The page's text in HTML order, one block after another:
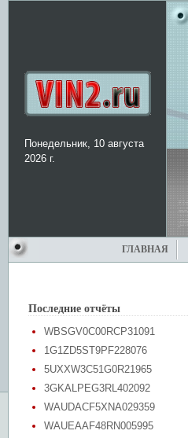
Понедельник, 10 августа
2026 г.
ГЛАВНАЯ
Последние отчёты
WBSGV0C00RCP31091
1G1ZD5ST9PF228076
5UXXW3C51G0R21965
3GKALPEG3RL402092
WAUDACF5XNA029359
WAUEAAF48RN005995